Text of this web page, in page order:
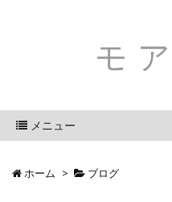
モ
メニュー
ホーム > ブログ